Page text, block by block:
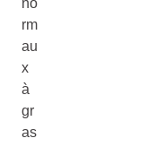
rm
au
x
à
gr
as